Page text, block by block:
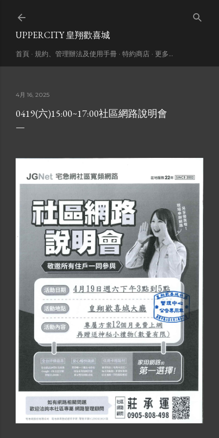
UPPERCITY 皇翔歡喜城
首頁 規約、管理辦法及使用手冊 特約商店 更多…
4月 16, 2025
0419(六)15:00~17:00社區網路說明會